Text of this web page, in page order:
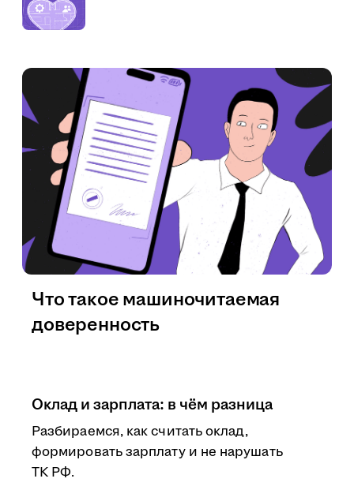
Оклад и зарплата: в чём разница
Разбираемся, как считать оклад,
формировать зарплату и не нарушать
ТК РФ.
Что такое машиночитаемая
доверенность